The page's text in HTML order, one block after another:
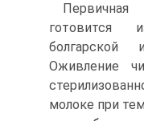
готовится
болгарской
Оживление
молоке при